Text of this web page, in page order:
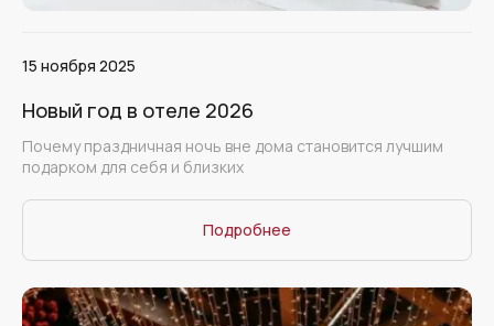
15 ноября 2025
Новый год в отеле 2026
Почему праздничная ночь вне дома становится лучшим
подарком для себя и близких
Подробнее